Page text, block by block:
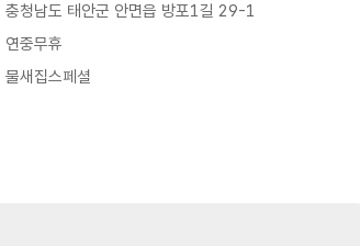
충청남도 태안군 안면읍 방포1길 29-1
연중무휴
물새집스페셜